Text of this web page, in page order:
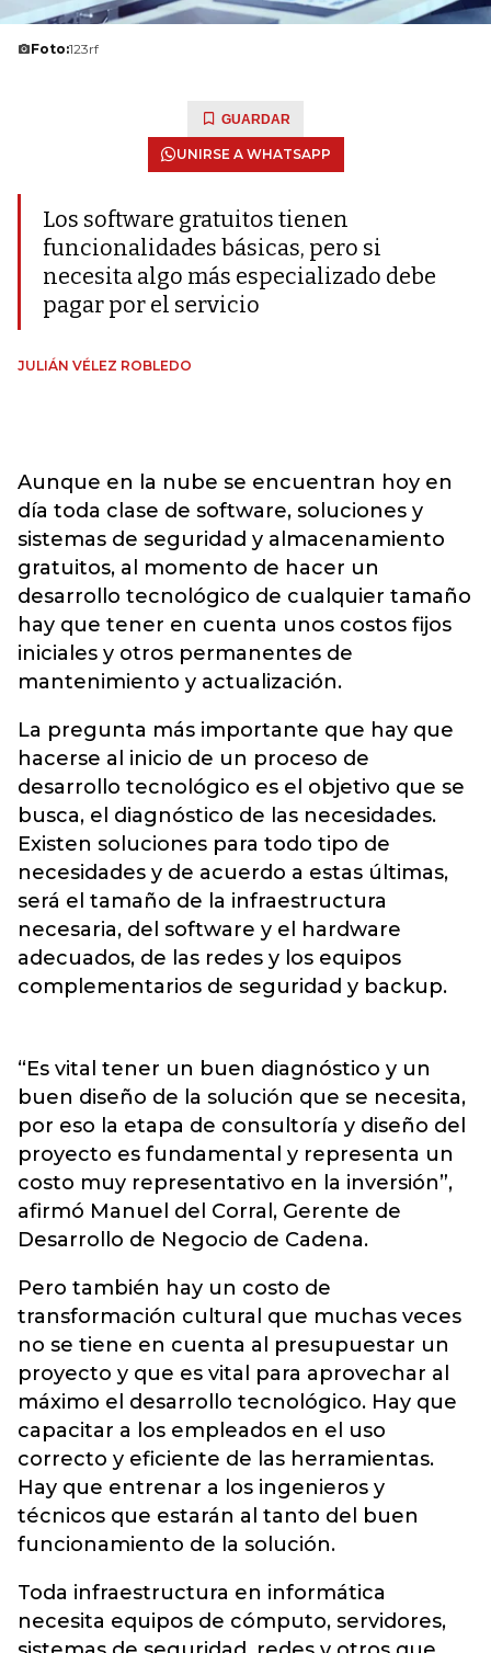
Foto:123rf
GUARDAR
UNIRSE A WHATSAPP
Los software gratuitos tienen
funcionalidades básicas, pero si
necesita algo más especializado debe
pagar por el servicio
JULIÁN VÉLEZ ROBLEDO
Aunque en la nube se encuentran hoy en
día toda clase de software, soluciones y
sistemas de seguridad y almacenamiento
gratuitos, al momento de hacer un
desarrollo tecnológico de cualquier tamaño
hay que tener en cuenta unos costos fijos
iniciales y otros permanentes de
mantenimiento y actualización.
La pregunta más importante que hay que
hacerse al inicio de un proceso de
desarrollo tecnológico es el objetivo que se
busca, el diagnóstico de las necesidades.
Existen soluciones para todo tipo de
necesidades y de acuerdo a estas últimas,
será el tamaño de la infraestructura
necesaria, del software y el hardware
adecuados, de las redes y los equipos
complementarios de seguridad y backup.
“Es vital tener un buen diagnóstico y un
buen diseño de la solución que se necesita,
por eso la etapa de consultoría y diseño del
proyecto es fundamental y representa un
costo muy representativo en la inversión”,
afirmó Manuel del Corral, Gerente de
Desarrollo de Negocio de Cadena.
Pero también hay un costo de
transformación cultural que muchas veces
no se tiene en cuenta al presupuestar un
proyecto y que es vital para aprovechar al
máximo el desarrollo tecnológico. Hay que
capacitar a los empleados en el uso
correcto y eficiente de las herramientas.
Hay que entrenar a los ingenieros y
técnicos que estarán al tanto del buen
funcionamiento de la solución.
Toda infraestructura en informática
necesita equipos de cómputo, servidores,